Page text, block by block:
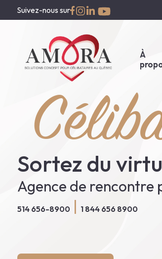
Suivez-nous sur
À
Accueil
À propos
Nos services
Nos forfaits
Notre fonctionnement
Sortez du
Agence de rencontre
514 656-8900 | 1 844 656 8900